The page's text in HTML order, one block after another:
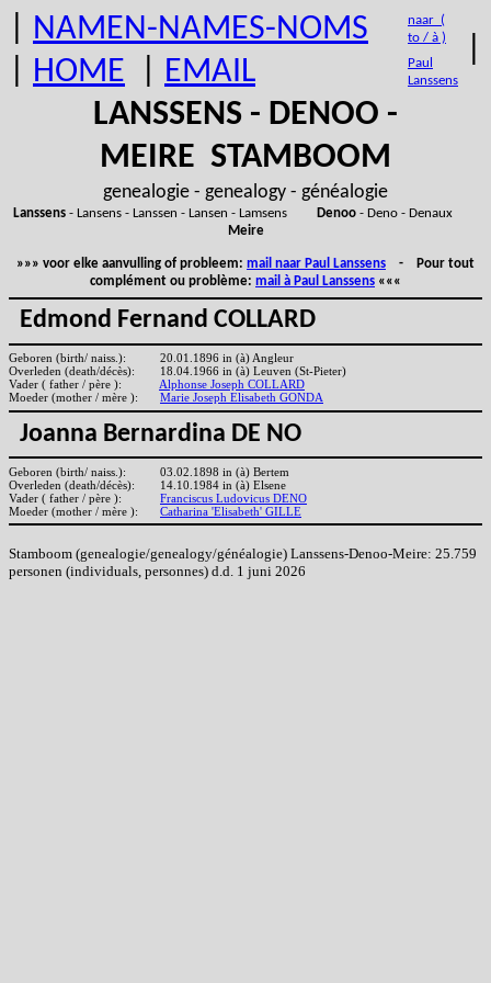
NAMEN-NAMES-NOMS
HOME EMAIL
naar (
to / à )
Paul
Lanssens
LANSSENS - DENOO -
MEIRE STAMBOOM
genealogie - genealogy - généalogie
Lanssens- Lansens - Lanssen - Lansen - Lamsens Denoo- Deno - Denaux
Meire
»»» voor elke aanvulling of probleem: mail naar Paul Lanssens - Pour tout
complément ou problème: mail à Paul Lanssens «««
Edmond Fernand COLLARD
Geboren (birth/ naiss.):
20.01.1896 in (à) Angleur
Overleden (death/décès):
18.04.1966 in (à) Leuven (St-Pieter)
Vader ( father / père ):
Alphonse Joseph COLLARD
Moeder (mother / mère ):
Marie Joseph Elisabeth GONDA
Joanna Bernardina DE NO
Geboren (birth/ naiss.):
03.02.1898 in (à) Bertem
Overleden (death/décès):
14.10.1984 in (à) Elsene
Vader ( father / père ):
Franciscus Ludovicus DENO
Moeder (mother / mère ):
Catharina 'Elisabeth' GILLE
Stamboom (genealogie/genealogy/généalogie) Lanssens-Denoo-Meire: 25.759
personen (individuals, personnes) d.d. 1 juni 2026